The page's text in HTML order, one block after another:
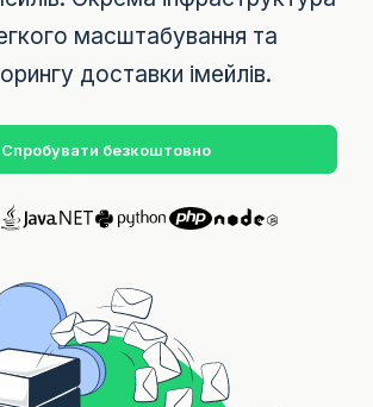
масштабування та
доставки імейлів.
Спробувати безкоштовно